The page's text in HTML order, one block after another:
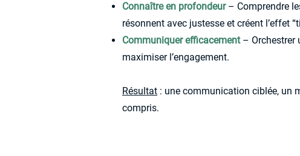
Connaître en profondeur– Comprendre
résonnent avec justesse et créent l’effet
Communiquer efficacement– Orchestrer
maximiser l’engagement.
Résultat : une communication ciblée, un
compris.